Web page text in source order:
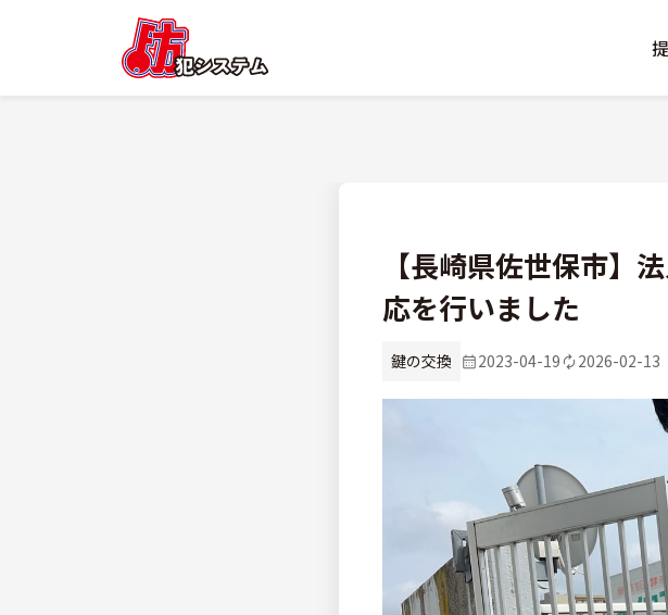
【長崎県佐世保市】
応を行いました
鍵の交換 2023-04-19 2026-02-13